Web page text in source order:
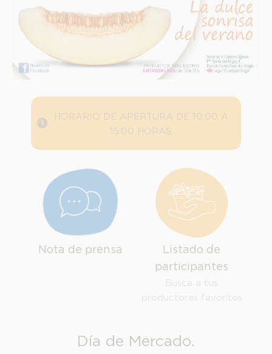
HORARIO DE APERTURA DE 10:00 A
15:00 HORAS.
Nota de prensa
Listado de
participantes
Día de Mercado.